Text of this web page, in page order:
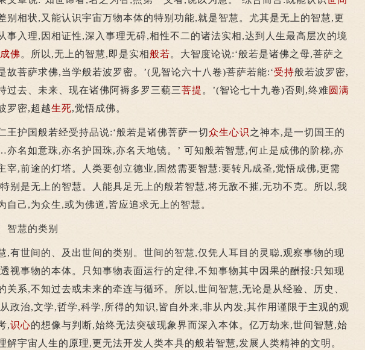
别相状,又能认识宇宙万物本体的特别功能,就是智慧。尤其是无上的智慧,更
事入理,因相证性,深入事理无碍,相性不二的诸法实相,达到人生最高层次的境
成佛 。所以,无上的智慧,即是实相般若。大智度论说:‘般若是诸佛之母,菩萨之
故菩萨求佛,当学般若波罗密。’(见智论六十八卷)菩萨若能:‘受持般若波罗密,
过去、未来、现在诸佛阿褥多罗三藐三菩提 。’(智论七十九卷)否则,终难圆满
罗密,超越生死,觉悟成佛。
护国般若经受持品说:‘般若是诸佛菩萨一切众生心识之神本,是一切国王的
名如意珠,亦名护国珠,亦名天地镜。’ 可知般若智慧,何止是成佛的阶梯,亦
宰,前途的灯塔。人类要创立德业,固然需要智慧:要转凡成圣,觉悟成佛,更需
别是无上的智慧。人能具足无上的般若智慧,将无敌不摧,无功不克。所以,我
自己,为众生,或为佛道,皆应追求无上的智慧。
慧的类别
世间的、及出世间的类别。世间的智慧,仅凭人耳目的灵聪,观察事物的现
视事物的本体。只知事物表面运行的定律,不知事物其中因果的酬报:只知现
关系,不知过去或未来的牵连与循环。所以,世间智慧,无论是从经验、历史、
政治,文学,哲学,科学,所得的知识,皆自外来,非从内发,其作用谨限于主观的观
,识心的想像与判断,始终无法突破现象界而深入本体。亿万劫来,世间智慧,始
解宇宙人生的原理,更无法开发人类本具的般若智慧,发展人类精神的文明。